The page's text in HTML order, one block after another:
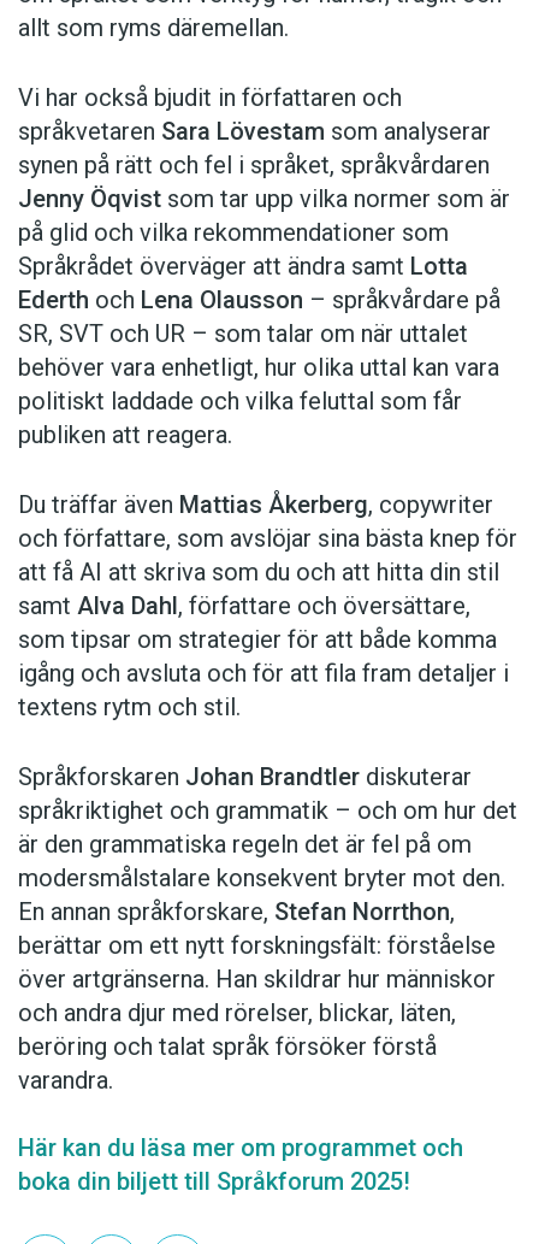
allt som ryms däremellan.
Vi har också bjudit in författaren och
språkvetaren Sara Lövestam som analyserar
synen på rätt och fel i språket, språkvårdaren
Jenny Öqvist som tar upp vilka normer som är
på glid och vilka rekommendationer som
Språkrådet överväger att ändra samt Lotta
Ederth och Lena Olausson – språkvårdare på
SR, SVT och UR – som talar om när uttalet
behöver vara enhetligt, hur olika uttal kan vara
politiskt laddade och vilka feluttal som får
publiken att reagera.
Du träffar även Mattias Åkerberg, copywriter
och författare, som avslöjar sina bästa knep för
att få AI att skriva som du och att hitta din stil
samt Alva Dahl, författare och översättare,
som tipsar om strategier för att både komma
igång och avsluta och för att fila fram detaljer i
textens rytm och stil.
Språkforskaren Johan Brandtler diskuterar
språkriktighet och grammatik – och om hur det
är den grammatiska regeln det är fel på om
modersmålstalare konsekvent bryter mot den.
En annan språkforskare, Stefan Norrthon,
berättar om ett nytt forskningsfält: förståelse
över artgränserna. Han skildrar hur människor
och andra djur med rörelser, blickar, läten,
beröring och talat språk försöker förstå
varandra.
Här kan du läsa mer om programmet och
boka din biljett till Språkforum 2025!